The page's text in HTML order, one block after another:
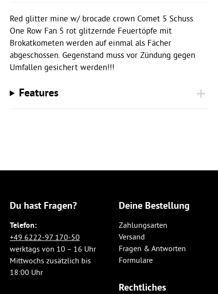
Red glitter mine w/ brocade crown Comet 5 Schuss
One Row Fan 5 rot glitzernde Feuertöpfe mit
Brokatkometen werden auf einmal als Fächer
abgeschossen. Gegenstand muss vor Zündung gegen
Umfallen gesichert werden!!!
Features
Du hast Fragen?
Telefon:
+49 6222-97 170-50
werktags von 10 – 16 Uhr
Mittwochs zusätzlich bis
18:00 Uhr
Deine Bestellung
Zahlungsarten
Versand
Fragen & Antworten
Formulare
Rechtliches